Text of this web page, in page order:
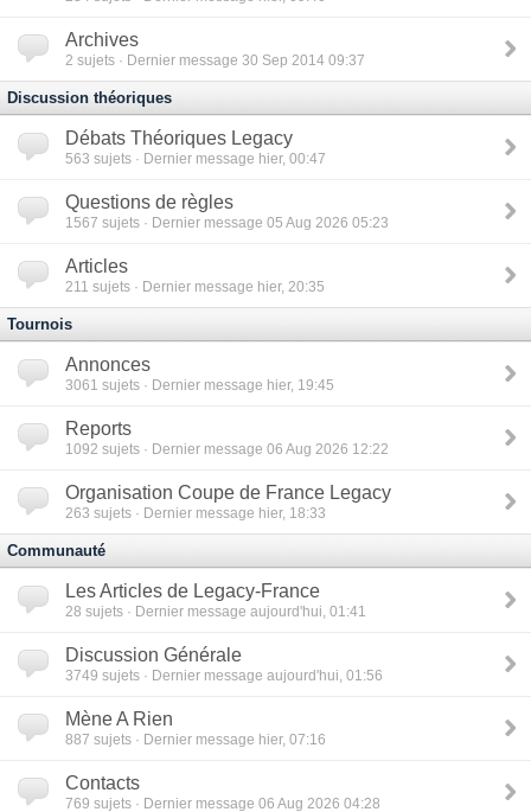
Archives
2 sujets · Dernier message 30 Sep 2014 09:37
Discussion théoriques
Débats Théoriques Legacy
563 sujets · Dernier message hier, 00:47
Questions de règles
1567 sujets · Dernier message 05 Aug 2026 05:23
Articles
211 sujets · Dernier message hier, 20:35
Tournois
Annonces
3061 sujets · Dernier message hier, 19:45
Reports
1092 sujets · Dernier message 06 Aug 2026 12:22
Organisation Coupe de France Legacy
263 sujets · Dernier message hier, 18:33
Communauté
Les Articles de Legacy-France
28 sujets · Dernier message aujourd'hui, 01:41
Discussion Générale
3749 sujets · Dernier message aujourd'hui, 01:56
Mène A Rien
887 sujets · Dernier message hier, 07:16
Contacts
769 sujets · Dernier message 06 Aug 2026 04:28